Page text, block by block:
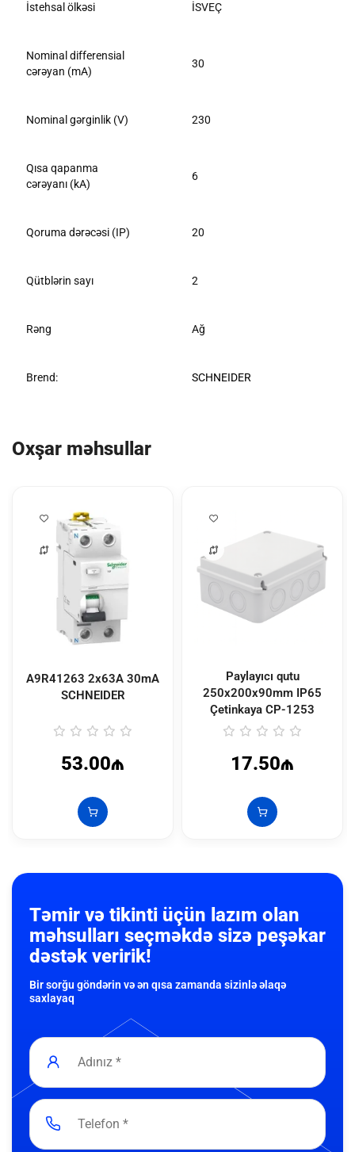
İstehsal ölkəsi İSVEÇ
Nominal differensial
cərəyan (mA)
30
Nominal gərginlik (V) 230
Qısa qapanma
cərəyanı (kA)
6
Qoruma dərəcəsi (IP) 20
Qütblərin sayı 2
Rəng Ağ
Brend: SCHNEIDER
Oxşar məhsullar
A9R41263 2x63A 30mA
SCHNEIDER
53.00₼
Paylayıcı qutu
250x200x90mm IP65
Çetinkaya CP-1253
17.50₼
Təmir və tikinti üçün lazım olan
məhsulları seçməkdə sizə peşəkar
dəstək veririk!
Bir sorğu göndərin və ən qısa zamanda sizinlə əlaqə
saxlayaq